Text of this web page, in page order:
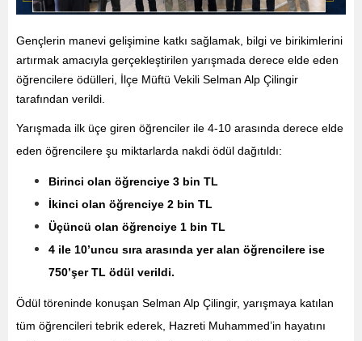
Gençlerin manevi gelişimine katkı sağlamak, bilgi ve birikimlerini
artırmak amacıyla gerçekleştirilen yarışmada derece elde eden
öğrencilere ödülleri, İlçe Müftü Vekili Selman Alp Çilingir
tarafından verildi.
Yarışmada ilk üçe giren öğrenciler ile 4-10 arasında derece elde
eden öğrencilere şu miktarlarda nakdi ödül dağıtıldı:
Birinci olan öğrenciye 3 bin TL
İkinci olan öğrenciye 2 bin TL
Üçüncü olan öğrenciye 1 bin TL
4 ile 10’uncu sıra arasında yer alan öğrencilere ise
750’şer TL ödül verildi.
Ödül töreninde konuşan Selman Alp Çilingir, yarışmaya katılan
tüm öğrencileri tebrik ederek, Hazreti Muhammed’in hayatını